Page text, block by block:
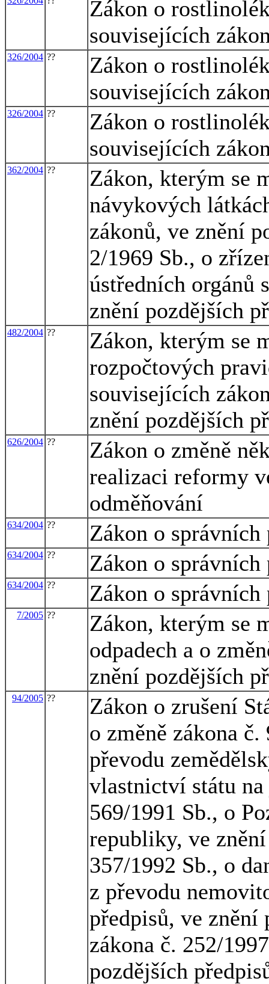
Zákon o
souvisejících
326/2004 ??
Zákon o
souvisejících
326/2004 ??
Zákon o
souvisejících
362/2004 ??
Zákon, kterým se
návykových
zákonů, ve znění
2/1969 Sb., o
ústředních orgánů
znění pozdějších
482/2004 ??
Zákon, kterým se
rozpočtových
souvisejících
znění pozdějších
626/2004 ??
Zákon o změně
realizaci reformy
odměňování
634/2004 ?? Zákon o
634/2004 ?? Zákon o
634/2004 ?? Zákon o
7/2005 ??
Zákon, kterým se
odpadech a o
znění pozdějších
94/2005 ??
Zákon o zrušení
o změně zákona
převodu
vlastnictví státu na
569/1991 Sb., o
republiky, ve
357/1992 Sb., o
z převodu
předpisů, ve znění
zákona č. 252/
pozdějších